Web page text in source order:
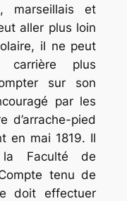
marseillais et
aller plus loin
il ne peut
plus
sur son
par les
d’arrache-pied
en mai 1819. Il
Faculté de
tenu de
doit effectuer